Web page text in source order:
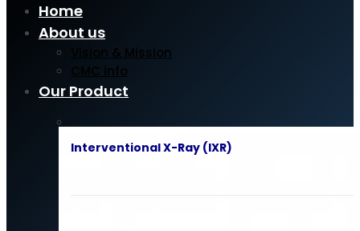
Home
About us
Vision & Mission
CMC info
Our Product
Interventional X-Ray (IXR)